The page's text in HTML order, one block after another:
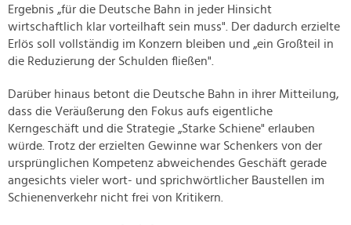
Ergebnis „für die Deutsche Bahn in jeder Hinsicht
wirtschaftlich klar vorteilhaft sein muss". Der dadurch erzielte
Erlös soll vollständig im Konzern bleiben und „ein Großteil in
die Reduzierung der Schulden fließen".
Darüber hinaus betont die Deutsche Bahn in ihrer Mitteilung,
dass die Veräußerung den Fokus aufs eigentliche
Kerngeschäft und die Strategie „Starke Schiene" erlauben
würde. Trotz der erzielten Gewinne war Schenkers von der
ursprünglichen Kompetenz abweichendes Geschäft gerade
angesichts vieler wort- und sprichwörtlicher Baustellen im
Schienenverkehr nicht frei von Kritikern.